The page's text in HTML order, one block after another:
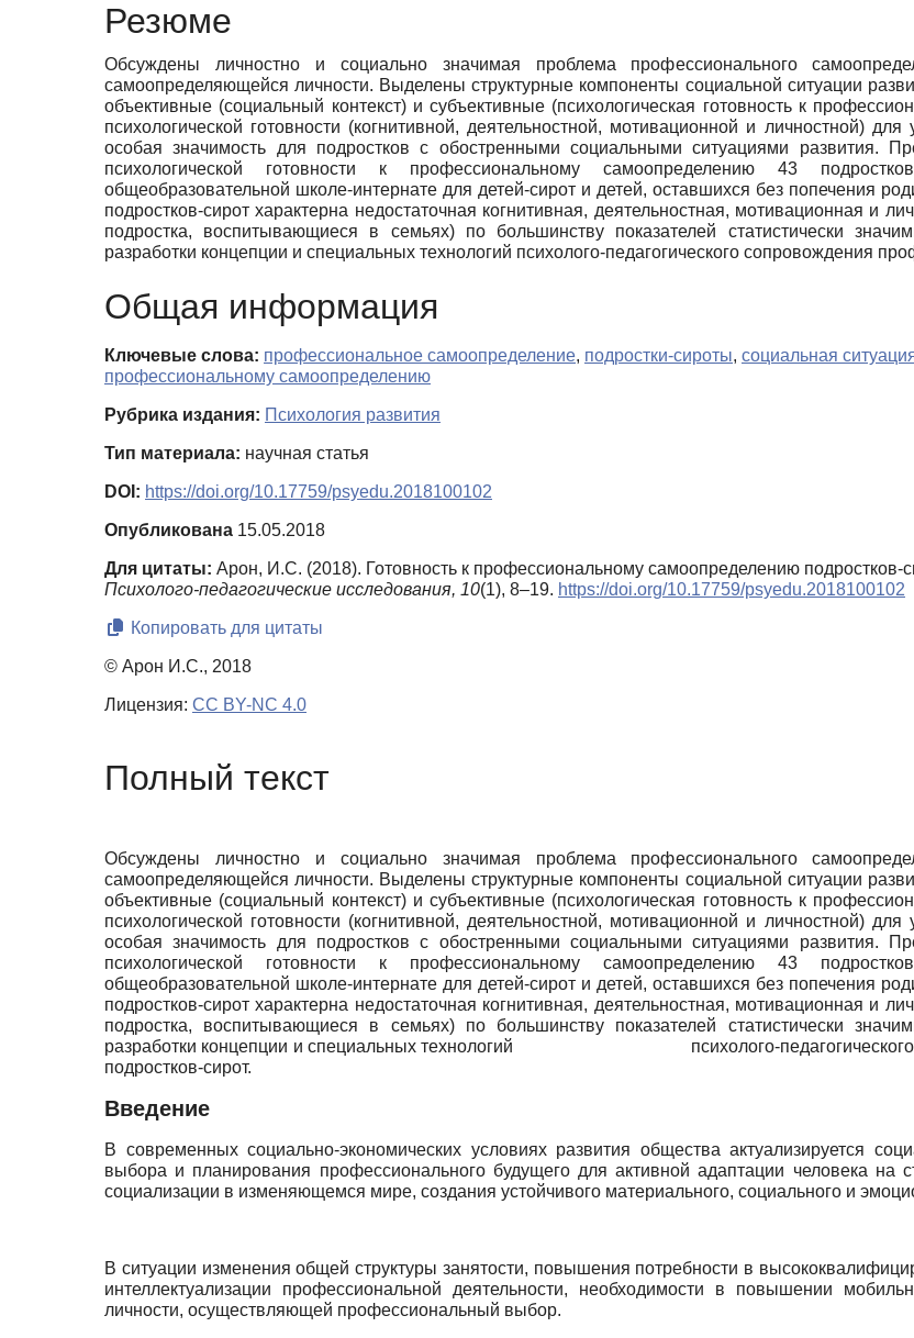
Резюме
Обсуждены личностно и социально значимая проблема профессионального
самоопределяющейся личности. Выделены структурные компоненты социальной ситуации
объективные (социальный контекст) и субъективные (психологическая готовность к
психологической готовности (когнитивной, деятельностной, мотивационной и личностной)
особая значимость для подростков с обостренными социальными ситуациями развития.
психологической готовности к профессиональному самоопределению 43
общеобразовательной школе-интернате для детей-сирот и детей, оставшихся без попечения
подростков-сирот характерна недостаточная когнитивная, деятельностная, мотивационная и
подростка, воспитывающиеся в семьях) по большинству показателей статистически
разработки концепции и специальных технологий психолого-педагогического сопровождения
Общая информация
Ключевые слова: профессиональное самоопределение, подростки-сироты, социальная
профессиональному самоопределению
Рубрика издания: Психология развития
Тип материала: научная статья
DOI: https://doi.org/10.17759/psyedu.2018100102
Опубликована 15.05.2018
Для цитаты: Арон, И.С. (2018). Готовность к профессиональному самоопределению подростков-
Психолого-педагогические исследования, 10(1), 8–19. https://doi.org/10.17759/psyedu.2018100102
Копировать для цитаты
© Арон И.С., 2018
Лицензия: CC BY-NC 4.0
Полный текст
Обсуждены личностно и социально значимая проблема профессионального
самоопределяющейся личности. Выделены структурные компоненты социальной ситуации
объективные (социальный контекст) и субъективные (психологическая готовность к
психологической готовности (когнитивной, деятельностной, мотивационной и личностной)
особая значимость для подростков с обостренными социальными ситуациями развития.
психологической готовности к профессиональному самоопределению 43
общеобразовательной школе-интернате для детей-сирот и детей, оставшихся без попечения
подростков-сирот характерна недостаточная когнитивная, деятельностная, мотивационная и
подростка, воспитывающиеся в семьях) по большинству показателей статистически
разработки концепции и специальных технологий психолого-педагогического
подростков-сирот.
Введение
В современных социально-экономических условиях развития общества актуализируется
выбора и планирования профессионального будущего для активной адаптации человека
социализации в изменяющемся мире, создания устойчивого материального, социального и
В ситуации изменения общей структуры занятости, повышения потребности в
интеллектуализации профессиональной деятельности, необходимости в повышении
личности, осуществляющей профессиональный выбор.